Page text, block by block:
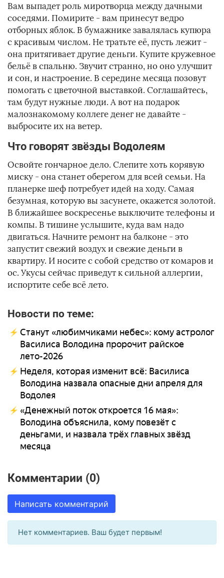
Вам выпадет роль миротворца между дачными
соседями. Помирите - вам принесут ведро
отборных яблок. В бумажнике завалялась купюра
с красивым числом. Не тратьте её, пусть лежит -
она притягивает другие деньги. Купите кружевное
бельё в спальню. Звучит странно, но оно улучшит
и сон, и настроение. В середине месяца позовут
помогать с цветочной выставкой. Соглашайтесь,
там будут нужные люди. А вот на подарок
малознакомому коллеге денег не давайте -
выбросите их на ветер.
Что говорят звёзды Водолеям
Освойте гончарное дело. Слепите хоть корявую
миску - она станет оберегом для всей семьи. На
планерке шеф потребует идей на ходу. Самая
безумная, которую вы засунете, окажется золотой.
В ближайшее воскресенье выключите телефоны и
компы. В тишине услышите, куда вам надо
двигаться. Начните ремонт на балконе - это
запустит свежий воздух и свежие деньги в
квартиру. И носите с собой средство от комаров и
ос. Укусы сейчас приведут к сильной аллергии,
испортите себе всё лето.
Новости по теме:
Станут «любимчиками небес»: кому астролог
Василиса Володина пророчит райское
лето-2026
Неделя, которая изменит всё: Василиса
Володина назвала опасные дни апреля для
Водолея
«Денежный поток откроется 16 мая»:
Володина объяснила, кому повезёт с
деньгами, и назвала трёх главных звёзд
месяца
Комментарии (0)
Написать комментарий
Нет комментариев. Ваш будет первым!